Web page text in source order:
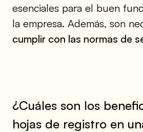
esenciales para el buen
la empresa. Además, son
cumplir con las normas de
¿Cuáles son los
hojas de registro en